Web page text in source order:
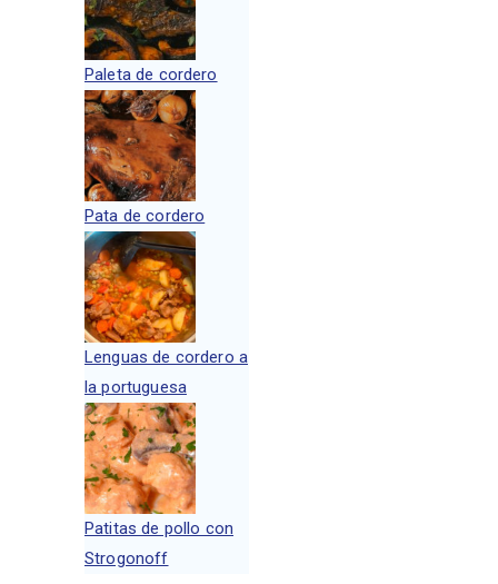
Paleta de cordero
Pata de cordero
Lenguas de cordero a
la portuguesa
Patitas de pollo con
Strogonoff